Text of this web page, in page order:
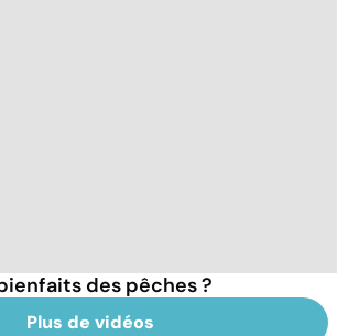
des pêches ?
Plus de vidéos